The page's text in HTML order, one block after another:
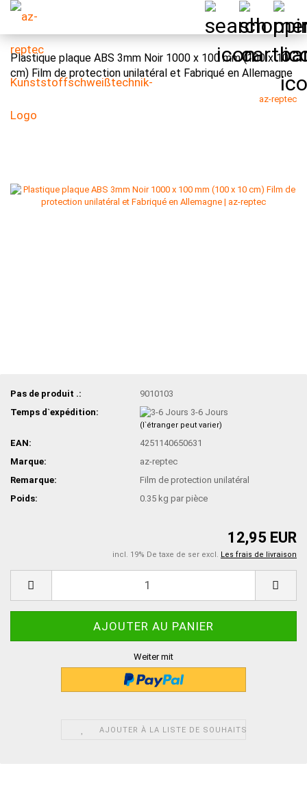
Plastique plaque ABS 3mm Noir 1000 x 100 mm (100 x 10
cm) Film de protection unilatéral et Fabriqué en Allemagne
az-reptec
Pas de produit .:
9010103
Temps d`expédition:
3-6 Jours
(l`étranger peut varier)
EAN:
4251140650631
Marque:
az-reptec
Remarque:
Film de protection unilatéral
Poids:
0.35 kg par pièce
12,95 EUR
incl. 19% De taxe de ser excl. Les frais de livraison
Weiter mit
AJOUTER À LA LISTE DE SOUHAITS